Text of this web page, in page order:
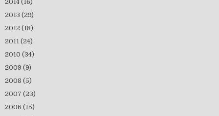
2014 (16)
2013 (29)
2012 (18)
2011 (24)
2010 (34)
2009 (9)
2008 (5)
2007 (23)
2006 (15)